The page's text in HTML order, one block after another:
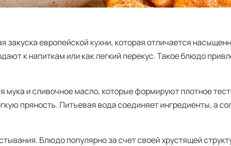
закуска европейской кухни, которая отличается
к напиткам или как легкий перекус. Такое блюдо
мука и сливочное масло, которые формируют плотное
пряность. Питьевая вода соединяет ингредиенты, а
Блюдо популярно за счет своей хрустящей